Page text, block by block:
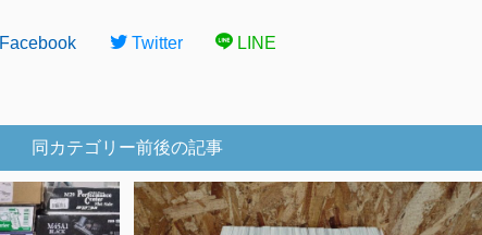
Facebook Twitter LINE
同カテゴリー前後の記事